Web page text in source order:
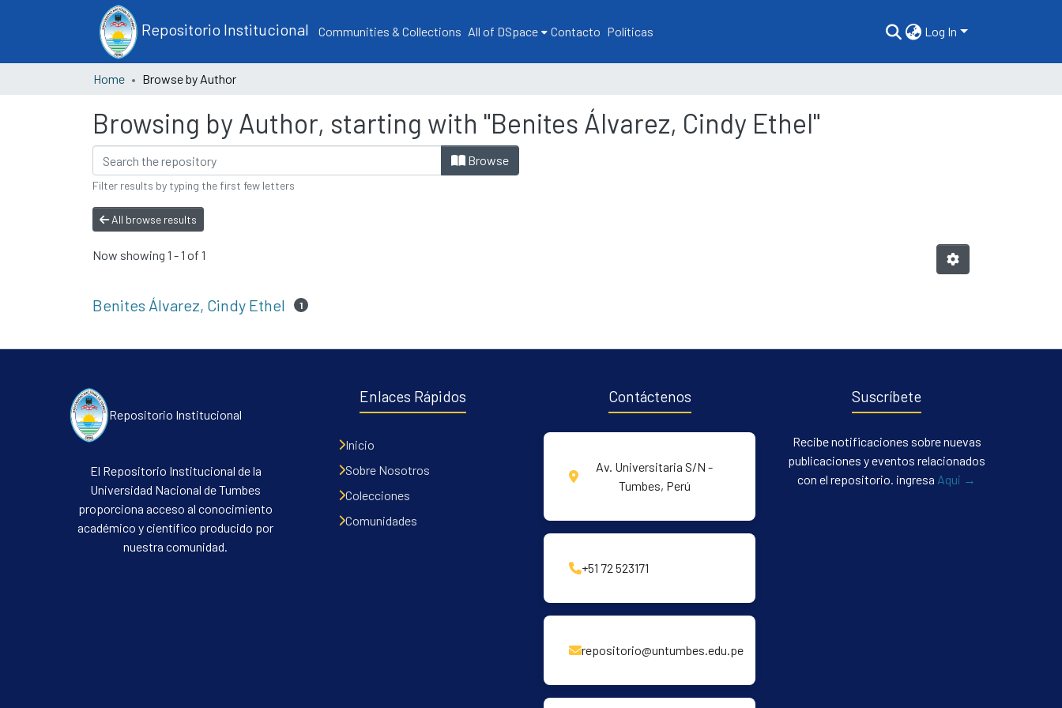
Repositorio Institucional Communities & Collections All of DSpace Contacto Políticas Log In
Home Browse by Author
Browsing by Author, starting with "Benites Álvarez, Cindy Ethel"
Browse
Filter results by typing the first few letters
All browse results
Now showing 1 - 1 of 1
Benites Álvarez, Cindy Ethel 1
Repositorio Institucional
El Repositorio Institucional de la
Universidad Nacional de Tumbes
proporciona acceso al conocimiento
académico y científico producido por
nuestra comunidad.
Enlaces Rápidos
Inicio
Sobre Nosotros
Colecciones
Comunidades
Contáctenos
Av. Universitaria S/N -
Tumbes, Perú
+51 72 523171
repositorio@untumbes.edu.pe
Suscríbete
Recibe notificaciones sobre nuevas
publicaciones y eventos relacionados
con el repositorio. ingresa Aqui →